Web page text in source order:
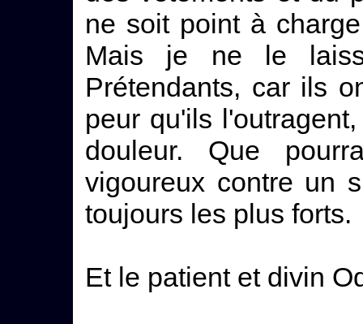
ne soit point à
Mais je ne le
Prétendants, car ils
peur qu'ils
douleur. Que
vigoureux contre un
toujours les plus forts.
Et le patient et divin